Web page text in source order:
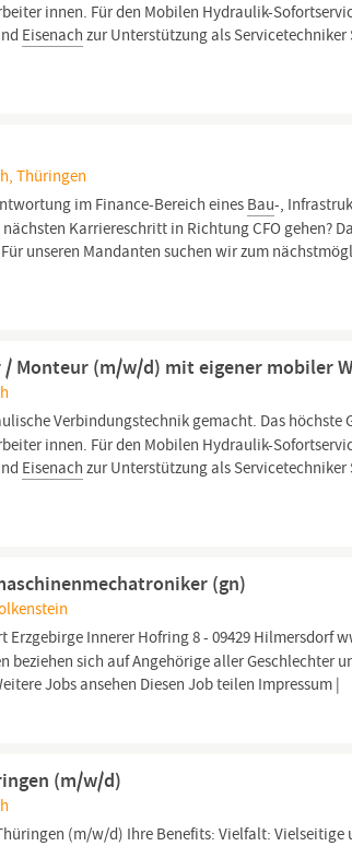
innen. Für den Mobilen Hydraulik-
Eisenach zur Unterstützung als Servicetechniker
Thüringen
im Finance-Bereich eines Bau-,
Karriereschritt in Richtung CFO gehen?
unseren Mandanten suchen wir zum
/ Monteur (m/w/d) mit eigener mobiler
Verbindungstechnik gemacht. Das höchste
innen. Für den Mobilen Hydraulik-
Eisenach zur Unterstützung als Servicetechniker
(gn)
Erzgebirge Innerer Hofring 8 - 09429 Hilmersdorf
beziehen sich auf Angehörige aller Geschlechter
Jobs ansehen Diesen Job teilen Impressum |
(m/w/d)
(m/w/d) Ihre Benefits: Vielfalt: Vielseitige